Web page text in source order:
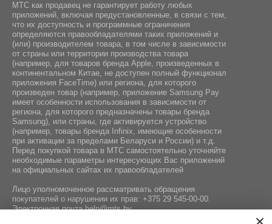
МТС как продавец не гарантирует работу любых
приложений, включая предустановленные, в связи с тем,
что их доступность и программные ограничения
определяются правообладателями таких приложений и
(или) производителем товара, в том числе в зависимости
от страны или территории производства товара
(например, для товаров бренда Apple, произведенных в
континентальном Китае, не доступен полный функционал
приложения FaceTime) или региона, для которого
произведен товар (например, приложение Samsung Pay
имеет особенности использования в зависимости от
региона, для которого предназначены товары бренда
Samsung), или страны, где активируется устройство
(например, товары бренда Infiniх, имеющие особенности
при активации за пределами Беларуси и России) и т.д.
Перед покупкой товара в МТС самостоятельно уточняйте
необходимые параметры интересующих Вас приложений
на официальных сайтах их правообладателей
Лицо уполномоченное рассматривать обращения
покупателей о нарушении их прав: +375 29 545-00-00.
Электронная почтаhelp@mts.by